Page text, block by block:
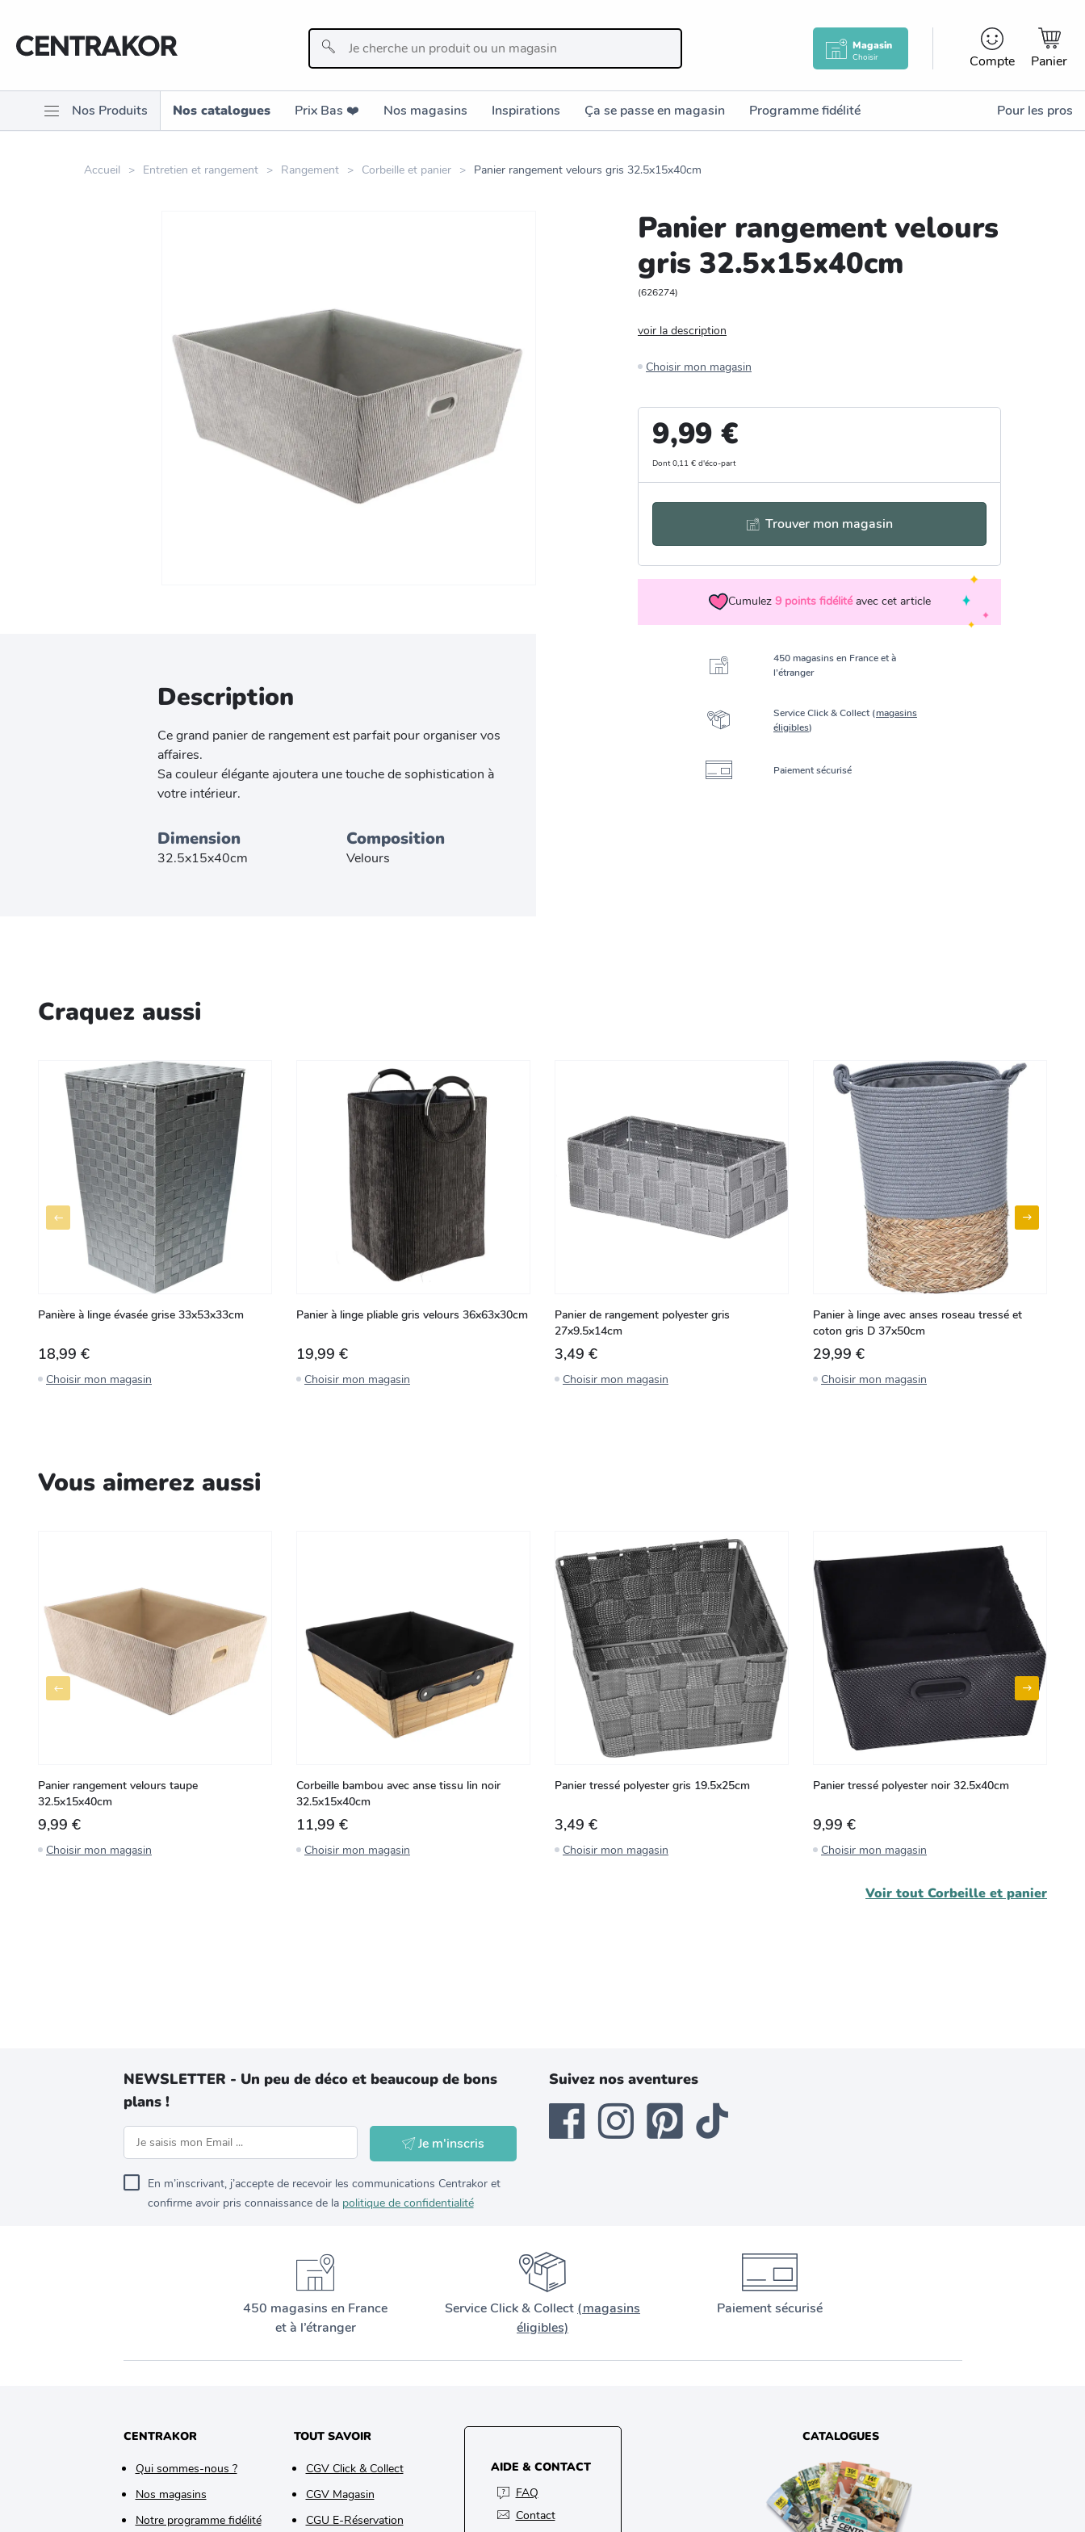
Magasin
Choisir Compte Panier
Nos Produits Nos catalogues Prix Bas ❤️️ Nos magasins Inspirations Ça se passe en magasin Programme fidélité Pour les pros
Accueil Entretien et rangement Rangement Corbeille et panier Panier rangement velours gris 32.5x15x40cm
Zoomer sur l'image
Description
Ce grand panier de rangement est parfait pour organiser vos
affaires.
Sa couleur élégante ajoutera une touche de sophistication à
votre intérieur.
Dimension
32.5x15x40cm
Composition
Velours
Panier rangement velours
gris 32.5x15x40cm
(626274)
voir la description
Choisir mon magasin
9,99 €
Dont 0,11 € d'éco-part
Trouver mon magasin
Cumulez 9 points fidélité avec cet article
450 magasins en France et à
l’étranger
Service Click & Collect (magasins
éligibles)
Paiement sécurisé
Craquez aussi
Panière à linge évasée grise 33x53x33cm
18,99 €
Choisir mon magasin
Panier à linge pliable gris velours 36x63x30cm
19,99 €
Choisir mon magasin
Panier de rangement polyester gris
27x9.5x14cm
3,49 €
Choisir mon magasin
Panier à linge avec anses roseau tressé et
coton gris D 37x50cm
29,99 €
Choisir mon magasin
Vous aimerez aussi
Panier rangement velours taupe
32.5x15x40cm
9,99 €
Choisir mon magasin
Corbeille bambou avec anse tissu lin noir
32.5x15x40cm
11,99 €
Choisir mon magasin
Panier tressé polyester gris 19.5x25cm
3,49 €
Choisir mon magasin
Panier tressé polyester noir 32.5x40cm
9,99 €
Choisir mon magasin
Voir tout Corbeille et panier
NEWSLETTER - Un peu de déco et beaucoup de bons
plans !
Je m'inscris
En m’inscrivant, j’accepte de recevoir les communications Centrakor et
confirme avoir pris connaissance de la politique de confidentialité
Suivez nos aventures
450 magasins en France
et à l’étranger
Service Click & Collect (magasins
éligibles)
Paiement sécurisé
CENTRAKOR
Qui sommes-nous ?
Nos magasins
Notre programme fidélité
TOUT SAVOIR
CGV Click & Collect
CGV Magasin
CGU E-Réservation
AIDE & CONTACT
FAQ
Contact
CATALOGUES